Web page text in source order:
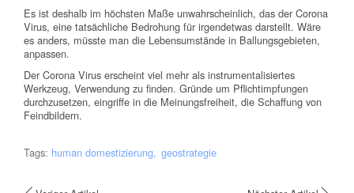
Es ist deshalb im höchsten Maße unwahrscheinlich, das der Corona
Virus, eine tatsächliche Bedrohung für irgendetwas darstellt. Wäre
es anders, müsste man die Lebensumstände in Ballungsgebieten,
anpassen.
Der Corona Virus erscheint viel mehr als instrumentalisiertes
Werkzeug, Verwendung zu finden. Gründe um Pflichtimpfungen
durchzusetzen, eingriffe in die Meinungsfreiheit, die Schaffung von
Feindbildern.
Tags: human domestizierung geostrategie